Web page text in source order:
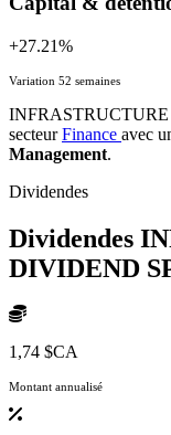
+27.21%
Variation 52 semaines
secteurFinance avec
Management.
Dividendes
Dividendes
DIVIDEND
1,74 $CA
Montant annualisé